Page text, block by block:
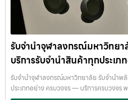
บันทึกข้อมูลลูกค้าเป็นความลับ คำแนะนำสำ
เอกสารสัญญาอย่างดี อย่าเสียบแบตเตอรี่น
กำหนด ติดต่อเราได้ทันทีหากมีปัญหา ลิงก์ที่เ
นัล21อโศก รับจำนำเทอร์มินัล21อโศก
การให้บริการที่ โปร่งใส ปลอดภัย เชื่อถือได้
ภายในสถานที่ที่มีระบบรักษาความปลอดภัย
พร้อมให้คำปรึกษาอย่างมืออาชีพ คุณได้รับเงิ
บริการของเราออกแบบมาเพื่อตอบโจทย์ลูกค้
ต้องขายสินทรัพย์ เราเข้าใจความรู้สึกของลูก
พยายามให้บริการด้วยความอ่อนโยน สุจริต แล
ของ รับจำนำพลัส เพื่อให้ครอบคลุมกลุ่มลูกค้าใ
จุดบริการในหลายพื้นที่สำคัญดังนี้: เขต ลาดพ
เขต รัชดา เขต บางแค เขต รามอินทรา เขต
ลาดพร้าวโชคชัย4 ลาดปลาเค้า รัชดาซอย ห
รับจำนำจุฬาลงกรณ์มหาวิทยา
บริการรับจำนำสินค้าทุกประเภ
รับจำนำจุฬาลงกรณ์มหาวิทยาลัย รับจำนำพ
ประเภทอย่าง ครบวงจร — บริการครบวงจร